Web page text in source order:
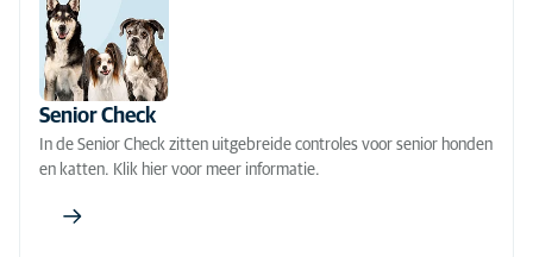
Senior Check
In de Senior Check zitten uitgebreide controles voor senior honden
en katten. Klik hier voor meer informatie.